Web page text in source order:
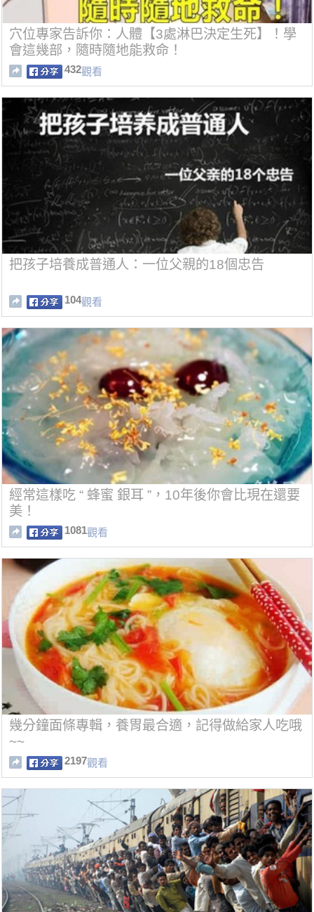
穴位專家告訴你：人體【3處淋巴決定生死】！學
會這幾部，隨時隨地能救命！
432觀看
把孩子培養成普通人：一位父親的18個忠告
104觀看
經常這樣吃 “ 蜂蜜 銀耳 ”，10年後你會比現在還要
美！
1081觀看
幾分鐘面條專輯，養胃最合適，記得做給家人吃哦
~~
2197觀看